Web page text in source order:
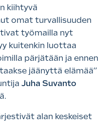
kiihtyvä
omat turvallisuuden
työmailla nyt
kuitenkin luottaa
pärjätään ja ennen
jäänyttä elämää”
Juha Suvanto
alan keskeiset